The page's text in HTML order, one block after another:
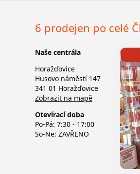
6 prodejen po celé
Naše centrála
Horažďovice
Husovo náměstí 147
341 01 Horažďovice
Zobrazit na mapě
Otevírací doba
Po-Pá: 7:30 - 17:00
So-Ne: ZAVŘENO